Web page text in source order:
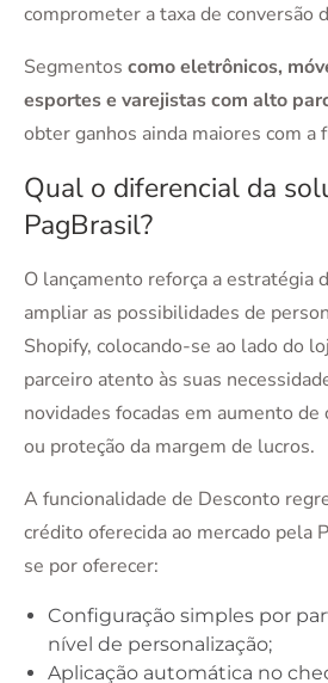
comprometer a taxa de conversão
Segmentos como eletrônicos,
esportes e varejistas com alto
obter ganhos ainda maiores com a
Qual o diferencial da
PagBrasil?
O lançamento reforça a estratégia
ampliar as possibilidades de
Shopify, colocando-se ao lado do
parceiro atento às suas
novidades focadas em aumento
ou proteção da margem de lucros.
A funcionalidade de Desconto
crédito oferecida ao mercado pela
se por oferecer:
Configuração simples por
nível de personalização;
Aplicação automática no